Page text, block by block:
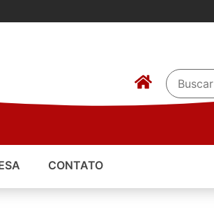
CONTATO